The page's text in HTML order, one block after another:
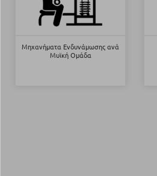
Μηχανήματα Ενδυνάμωσης ανά
Μυϊκή Ομάδα